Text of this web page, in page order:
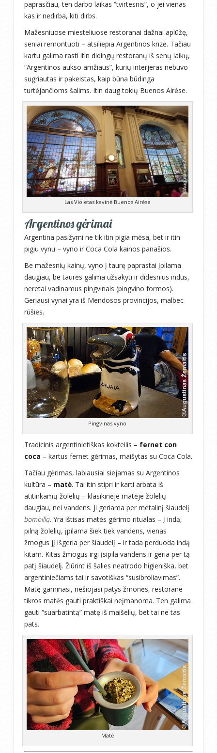
paprasčiau, ten darbo laikas “tvirtesnis”, o jei vienas
kas ir nedirba, kiti dirbs.
Mažesniuose miesteliuose restoranai dažnai aplūžę,
seniai remontuoti – atsiliepia Argentinos krizė. Tačiau
kartu galima rasti itin didingų restoranų iš senų laikų,
“Argentinos aukso amžiaus”, kurių interjeras nebuvo
sugriautas ir pakeistas, kaip būna būdinga
turtėjančioms šalims. Itin daug tokių Buenos Airėse.
Las Violetas kavinė Buenos Airėse
Argentinos gėrimai
Argentina pasižymi ne tik itin pigia mėsa, bet ir itin
pigiu vynu – vyno ir Coca Cola kainos panašios.
Be mažesnių kainų, vyno į taurę paprastai įpilama
daugiau, be taurės galima užsakyti ir didesnius indus,
neretai vadinamus pingvinais (pingvino formos).
Geriausi vynai yra iš Mendosos provincijos, malbec
rūšies.
Pingvinas vyno
Tradicinis argentinietiškas kokteilis – fernet con
coca – kartus fernet gėrimas, maišytas su Coca Cola.
Tačiau gėrimas, labiausiai siejamas su Argentinos
kultūra – matė. Tai itin stipri ir karti arbata iš
atitinkamų žolelių – klasikinėje matėje žolelių
daugiau, nei vandens. Ji geriama per metalinį šiaudelį
bombillą. Yra ištisas matės gėrimo ritualas – į indą,
pilną žolelių, įpilama šiek tiek vandens, vienas
žmogus jį išgeria per šiaudelį – ir tada perduoda indą
kitam. Kitas žmogus irgi įsipila vandens ir geria per tą
patį šiaudelį. Žiūrint iš šalies neatrodo higieniška, bet
argentiniečiams tai ir savotiškas “susibroliavimas”.
Matę gaminasi, nešiojasi patys žmonės, restorane
tikros matės gauti praktiškai neįmanoma. Ten galima
gauti “suarbatintą” matę iš maišelių, bet tai ne tas
pats.
Matė